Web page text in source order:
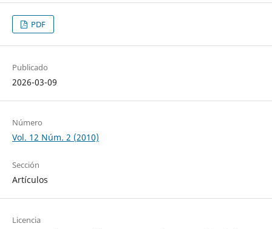
PDF
Publicado
2026-03-09
Número
Vol. 12 Núm. 2 (2010)
Sección
Artículos
Licencia